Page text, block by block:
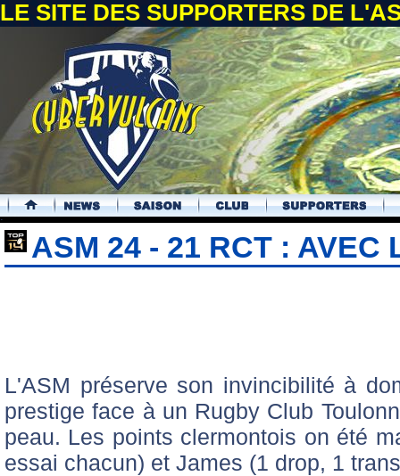
LE SITE DES SUPPORTERS DE
.
ASM 24 - 21 RCT : AVEC
L'ASM préserve son invincibilité à
prestige face à un Rugby Club
peau. Les points clermontois on été
essai chacun) et James (1 drop, 1